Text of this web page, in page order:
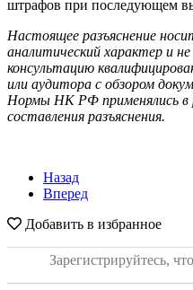
штрафов при последующем
Настоящее разъяснение
аналитический характер и
консультацию
или аудитора с обзором
Нормы НК РФ применялись в
составления разъяснения.
Назад
Вперед
Добавить в избранное
Зарегистрируйтесь,